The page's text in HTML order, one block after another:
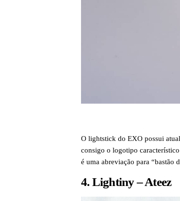
O lightstick do EXO possui
consigo o logotipo
é uma abreviação para “bastão
4. Lightiny – Ateez